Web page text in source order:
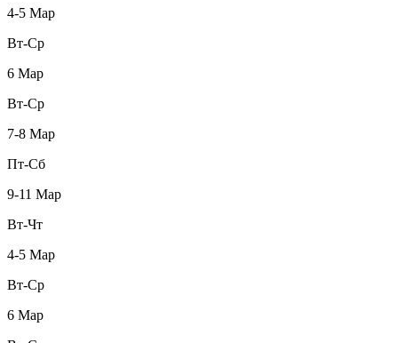
4-5 Мар
Вт-Ср
6 Мар
Вт-Ср
7-8 Мар
Пт-Сб
9-11 Мар
Вт-Чт
4-5 Мар
Вт-Ср
6 Мар